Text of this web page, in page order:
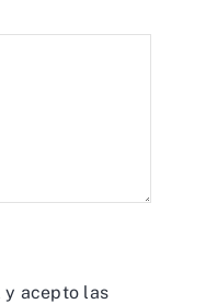
y acepto las